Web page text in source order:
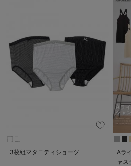
3枚組マタニティショーツ
Aラ
ャ